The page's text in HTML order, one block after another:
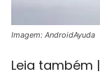
Imagem: AndroidAyuda
Leia também |